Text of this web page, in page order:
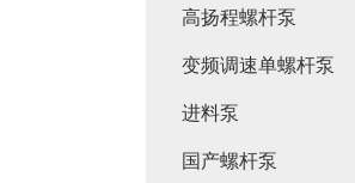
高扬程螺杆泵
变频调速单螺杆泵
进料泵
国产螺杆泵